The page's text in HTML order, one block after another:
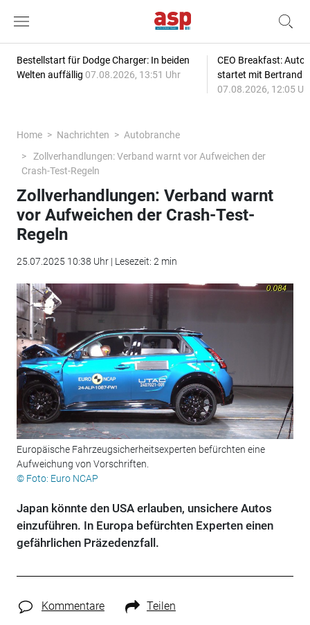
Bestellstart für Dodge Charger: In beiden
Welten auffällig 07.08.2026, 13:51 Uhr
CEO Breakfast:
startet mit Bertrand
07.08.2026, 12:05
Home Nachrichten
Autobranche
Zollverhandlungen: Verband warnt vor Aufweichen der
Crash-Test-Regeln
Zollverhandlungen: Verband warnt
vor Aufweichen der Crash-Test-
Regeln
25.07.2025 10:38 Uhr | Lesezeit: 2 min
Europäische Fahrzeugsicherheitsexperten befürchten eine
Aufweichung von Vorschriften.
© Foto: Euro NCAP
Japan könnte den USA erlauben, unsichere Autos
einzuführen. In Europa befürchten Experten einen
gefährlichen Präzedenzfall.
Kommentare Teilen